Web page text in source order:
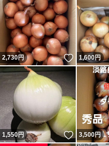
2,730円 いいね！
1,600円
1,550円 いいね！
3,500円